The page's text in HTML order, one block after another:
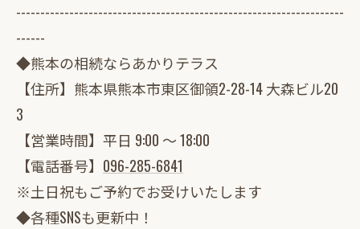
--------------------------------------------------------------------
------
◆熊本の相続ならあかりテラス
【住所】熊本県熊本市東区御領2-28-14 大森ビル20
3
【営業時間】平日 9:00 ～ 18:00
【電話番号】 096-285-6841
※土日祝もご予約でお受けいたします
◆各種SNSも更新中！